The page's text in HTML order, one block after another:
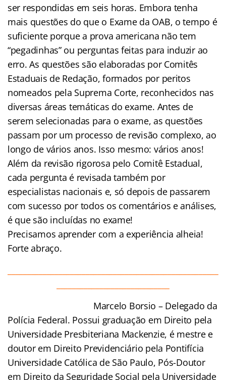
ser respondidas em seis horas. Embora tenha
mais questões do que o Exame da OAB, o tempo é
suficiente porque a prova americana não tem
“pegadinhas” ou perguntas feitas para induzir ao
erro. As questões são elaboradas por Comitês
Estaduais de Redação, formados por peritos
nomeados pela Suprema Corte, reconhecidos nas
diversas áreas temáticas do exame. Antes de
serem selecionadas para o exame, as questões
passam por um processo de revisão complexo, ao
longo de vários anos. Isso mesmo: vários anos!
Além da revisão rigorosa pelo Comitê Estadual,
cada pergunta é revisada também por
especialistas nacionais e, só depois de passarem
com sucesso por todos os comentários e análises,
é que são incluídas no exame!
Precisamos aprender com a experiência alheia!
Forte abraço.
Marcelo Borsio – Delegado da
Polícia Federal. Possui graduação em Direito pela
Universidade Presbiteriana Mackenzie, é mestre e
doutor em Direito Previdenciário pela Pontifícia
Universidade Católica de São Paulo, Pós-Doutor
em Direito da Seguridade Social pela Universidade